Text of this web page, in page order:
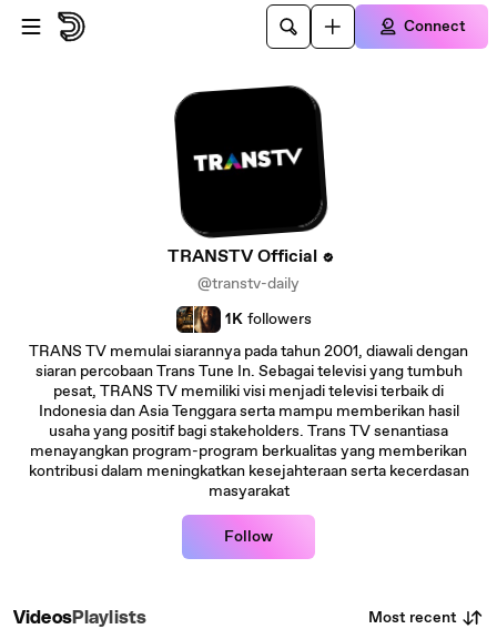
Skip to main content
Connect
TRANSTV Official
@transtv-daily
1K followers
TRANS TV memulai siarannya pada tahun 2001, diawali dengan
siaran percobaan Trans Tune In. Sebagai televisi yang tumbuh
pesat, TRANS TV memiliki visi menjadi televisi terbaik di
Indonesia dan Asia Tenggara serta mampu memberikan hasil
usaha yang positif bagi stakeholders. Trans TV senantiasa
menayangkan program-program berkualitas yang memberikan
kontribusi dalam meningkatkan kesejahteraan serta kecerdasan
masyarakat
Follow
VideosPlaylists Most recent